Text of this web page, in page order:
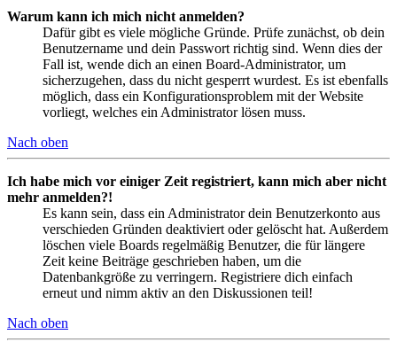
Warum kann ich mich nicht anmelden?
Dafür gibt es viele mögliche Gründe. Prüfe zunächst, ob dein
Benutzername und dein Passwort richtig sind. Wenn dies der
Fall ist, wende dich an einen Board-Administrator, um
sicherzugehen, dass du nicht gesperrt wurdest. Es ist ebenfalls
möglich, dass ein Konfigurationsproblem mit der Website
vorliegt, welches ein Administrator lösen muss.
Nach oben
Ich habe mich vor einiger Zeit registriert, kann mich aber nicht
mehr anmelden?!
Es kann sein, dass ein Administrator dein Benutzerkonto aus
verschieden Gründen deaktiviert oder gelöscht hat. Außerdem
löschen viele Boards regelmäßig Benutzer, die für längere
Zeit keine Beiträge geschrieben haben, um die
Datenbankgröße zu verringern. Registriere dich einfach
erneut und nimm aktiv an den Diskussionen teil!
Nach oben